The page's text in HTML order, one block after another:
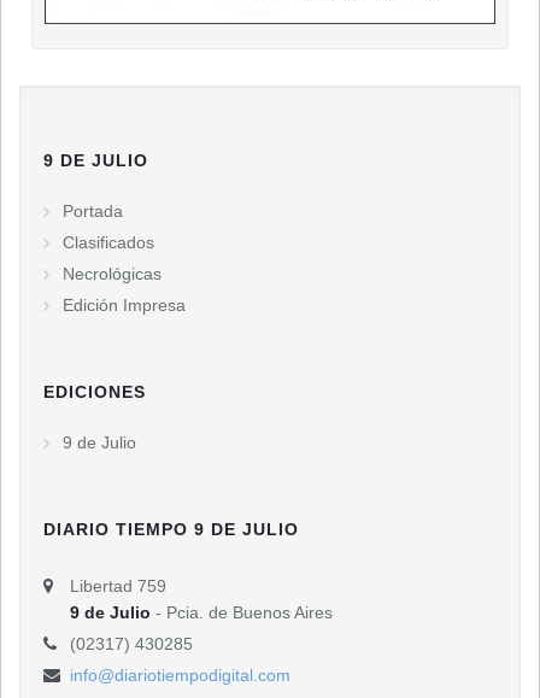
9 DE JULIO
Portada
Clasificados
Necrológicas
Edición Impresa
EDICIONES
9 de Julio
DIARIO TIEMPO 9 DE JULIO
Libertad 759
9 de Julio - Pcia. de Buenos Aires
(02317) 430285
info@diariotiempodigital.com